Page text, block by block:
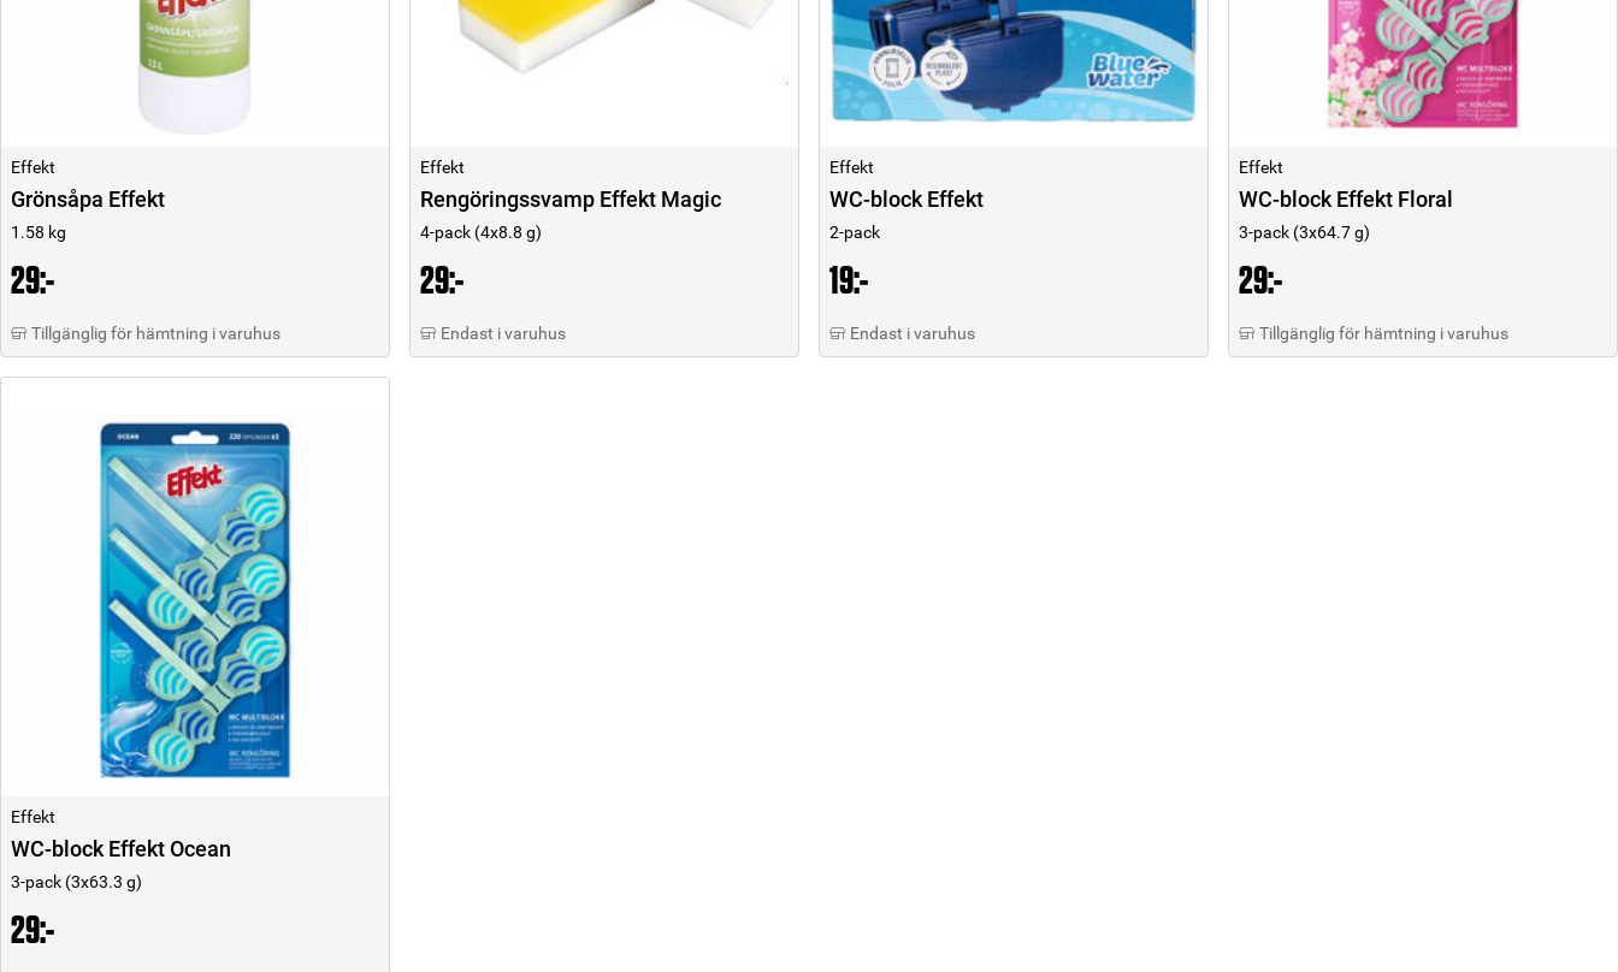
Effekt
Grönsåpa Effekt
1.58 kg
29:-
Tillgänglig för hämtning i varuhus
Effekt
Rengöringssvamp Effekt Magic
4-pack (4x8.8 g)
29:-
Endast i varuhus
Effekt
WC-block Effekt
2-pack
19:-
Endast i varuhus
Effekt
WC-block Effekt Floral
3-pack (3x64.7 g)
29:-
Tillgänglig för hämtning i varuhus
Effekt
WC-block Effekt Ocean
3-pack (3x63.3 g)
29:-